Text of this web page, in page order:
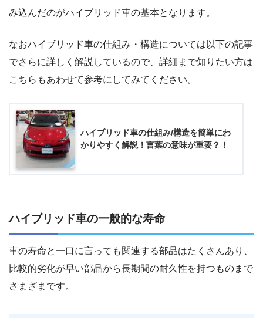
み込んだのがハイブリッド車の基本となります。
なおハイブリッド車の仕組み・構造については以下の記事
でさらに詳しく解説しているので、詳細まで知りたい方は
こちらもあわせて参考にしてみてください。
ハイブリッド車の仕組み/構造を簡単にわ
かりやすく解説！言葉の意味が重要？！
ハイブリッド車の一般的な寿命
車の寿命と一口に言っても関連する部品はたくさんあり、
比較的劣化が早い部品から長期間の耐久性を持つものまで
さまざまです。